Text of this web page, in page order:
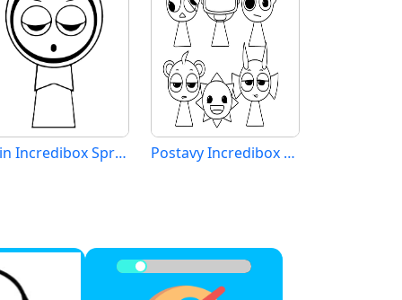
Jevin Incredibox Sprunki Postavy Incredibox Sprunki